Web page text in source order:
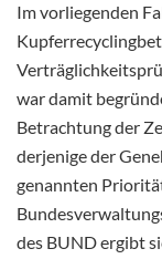
Im vorliegenden
war damit
Betrachtung der
derjenige der
genannten
des BUND ergibt